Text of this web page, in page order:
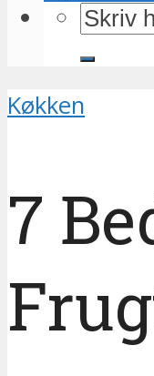
Køkken
7